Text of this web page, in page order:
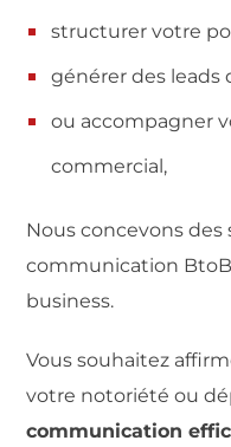
structurer votre
générer des leads
ou accompagner
commercial,
Nous concevons des
communication
business.
Vous souhaitez
votre notoriété ou
communication